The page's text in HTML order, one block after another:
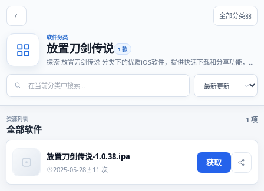
全部分类
软件分类
放置刀剑传说 1 款
探索 放置刀剑传说 分类下的优质iOS软件，提供快速下载和分享功能，适
资源列表
全部软件
1 项
放置刀剑传说-1.0.38.ipa
2025-05-28 11 次
获取